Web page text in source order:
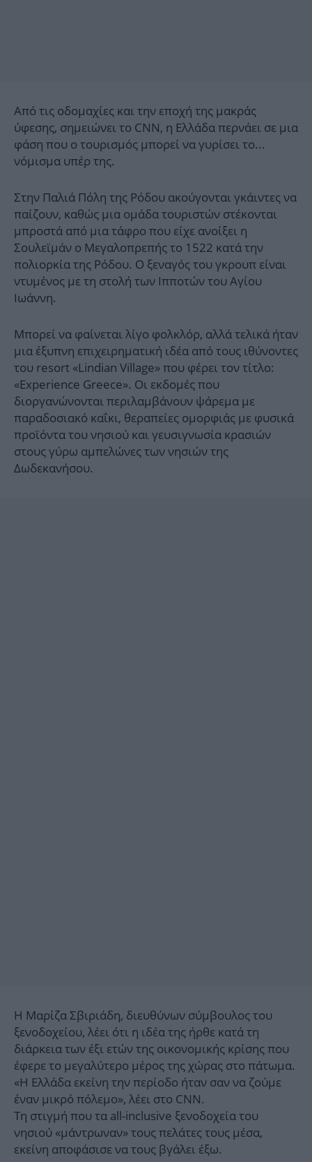
Από τις οδομαχίες και την εποχή της μακράς
ύφεσης, σημειώνει το CNN, η Ελλάδα περνάει σε μια
φάση που ο τουρισμός μπορεί να γυρίσει το...
νόμισμα υπέρ της.
Στην Παλιά Πόλη της Ρόδου ακούγονται γκάιντες να
παίζουν, καθώς μια ομάδα τουριστών στέκονται
μπροστά από μια τάφρο που είχε ανοίξει η
Σουλεϊμάν ο Μεγαλοπρεπής το 1522 κατά την
πολιορκία της Ρόδου. Ο ξεναγός του γκρουπ είναι
ντυμένος με τη στολή των Ιπποτών του Αγίου
Ιωάννη.
Μπορεί να φαίνεται λίγο φολκλόρ, αλλά τελικά ήταν
μια έξυπνη επιχειρηματική ιδέα από τους ιθύνοντες
του resort «Lindian Village» που φέρει τον τίτλο:
«Experience Greece». Οι εκδομές που
διοργανώνονται περιλαμβάνουν ψάρεμα με
παραδοσιακό καΐκι, θεραπείες ομορφιάς με φυσικά
προϊόντα του νησιού και γευσιγνωσία κρασιών
στους γύρω αμπελώνες των νησιών της
Δωδεκανήσου.
Η Μαρίζα Σβιριάδη, διευθύνων σύμβουλος του
ξενοδοχείου, λέει ότι η ιδέα της ήρθε κατά τη
διάρκεια των έξι ετών της οικονομικής κρίσης που
έφερε το μεγαλύτερο μέρος της χώρας στο πάτωμα.
«Η Ελλάδα εκείνη την περίοδο ήταν σαν να ζούμε
έναν μικρό πόλεμο», λέει στο CNN.
Τη στιγμή που τα all-inclusive ξενοδοχεία του
νησιού «μάντρωναν» τους πελάτες τους μέσα,
εκείνη αποφάσισε να τους βγάλει έξω.